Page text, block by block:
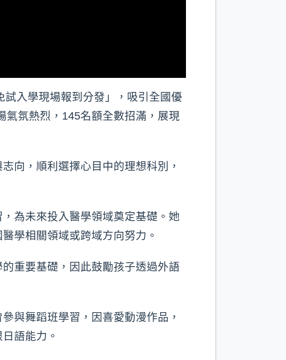
試入學現場報到分發」，吸引全國優
氣氛熱烈，145名額全數招滿，展現
向，順利選擇心目中的理想科別，
為未來投入醫學領域奠定基礎。她
學相關領域或跨域方向努力。
重要基礎，因此鼓勵孩子透過外語
與舞蹈班學習，因喜愛動漫作品，
語能力。